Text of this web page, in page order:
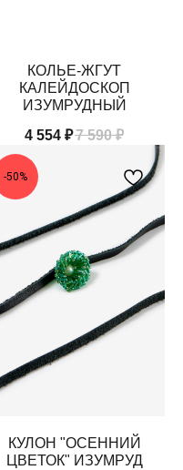
КОЛЬЕ-ЖГУТ
КАЛЕЙДОСКОП
ИЗУМРУДНЫЙ
4 554 ₽7 590 ₽
-50%
КУЛОН "ОСЕННИЙ
ЦВЕТОК" ИЗУМРУД